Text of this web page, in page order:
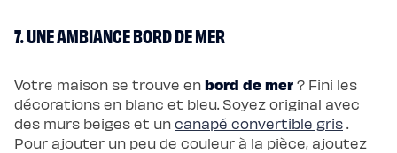
7. UNE AMBIANCE BORD DE MER
Votre maison se trouve en bord de mer ? Fini les
décorations en blanc et bleu. Soyez original avec
des murs beiges et un canapé convertible gris .
Pour ajouter un peu de couleur à la pièce, ajoutez